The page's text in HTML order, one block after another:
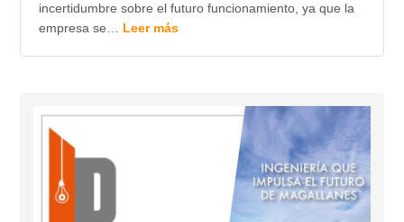
incertidumbre sobre el futuro funcionamiento, ya que la
empresa se… Leer más